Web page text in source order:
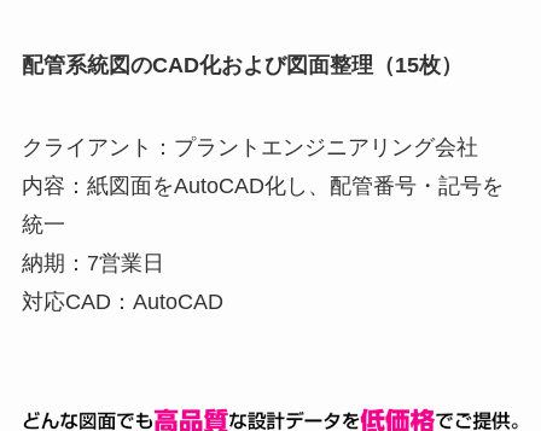
配管系統図のCAD化および図面整理（15枚）
クライアント：プラントエンジニアリング会社
内容：紙図面をAutoCAD化し、配管番号・記号を
統一
納期：7営業日
対応CAD：AutoCAD